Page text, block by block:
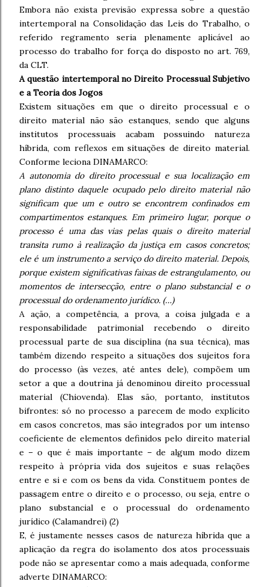
Embora não exista previsão expressa sobre a questão
intertemporal na Consolidação das Leis do Trabalho, o
referido regramento seria plenamente aplicável ao
processo do trabalho for força do disposto no art. 769,
da CLT.
A questão intertemporal no Direito Processual Subjetivo
e a Teoria dos Jogos
Existem situações em que o direito processual e o
direito material não são estanques, sendo que alguns
institutos processuais acabam possuindo natureza
híbrida, com reflexos em situações de direito material.
Conforme leciona DINAMARCO:
A autonomia do direito processual e sua localização em
plano distinto daquele ocupado pelo direito material não
significam que um e outro se encontrem confinados em
compartimentos estanques. Em primeiro lugar, porque o
processo é uma das vias pelas quais o direito material
transita rumo à realização da justiça em casos concretos;
ele é um instrumento a serviço do direito material. Depois,
porque existem significativas faixas de estrangulamento, ou
momentos de intersecção, entre o plano substancial e o
processual do ordenamento jurídico. (…)
A ação, a competência, a prova, a coisa julgada e a
responsabilidade patrimonial recebendo o direito
processual parte de sua disciplina (na sua técnica), mas
também dizendo respeito a situações dos sujeitos fora
do processo (às vezes, até antes dele), compõem um
setor a que a doutrina já denominou direito processual
material (Chiovenda). Elas são, portanto, institutos
bifrontes: só no processo a parecem de modo explícito
em casos concretos, mas são integrados por um intenso
coeficiente de elementos definidos pelo direito material
e – o que é mais importante – de algum modo dizem
respeito à própria vida dos sujeitos e suas relações
entre e si e com os bens da vida. Constituem pontes de
passagem entre o direito e o processo, ou seja, entre o
plano substancial e o processual do ordenamento
jurídico (Calamandrei) (2)
E, é justamente nesses casos de natureza híbrida que a
aplicação da regra do isolamento dos atos processuais
pode não se apresentar como a mais adequada, conforme
adverte DINAMARCO: